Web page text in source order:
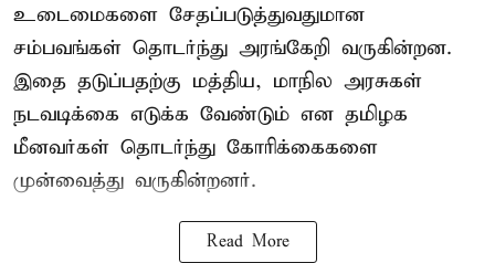
உடைமைகளை சேதப்படுத்துவதுமான
சம்பவங்கள் தொடர்ந்து அரங்கேறி வருகின்றன.
இதை தடுப்பதற்கு மத்திய, மாநில அரசுகள்
நடவடிக்கை எடுக்க வேண்டும் என தமிழக
மீனவர்கள் தொடர்ந்து கோரிக்கைகளை
முன்வைத்து வருகின்றனர்.
Read More